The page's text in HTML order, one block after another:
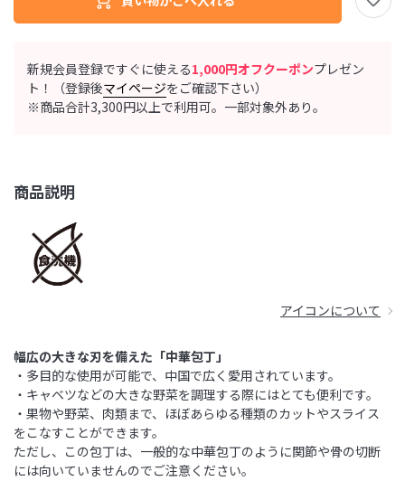
新規会員登録ですぐに使える1,000円オフクーポンプレゼン
ト！（登録後マイページをご確認下さい）
※商品合計3,300円以上で利用可。一部対象外あり。
商品説明
アイコンについて
幅広の大きな刃を備えた「中華包丁」
・多目的な使用が可能で、中国で広く愛用されています。
・キャベツなどの大きな野菜を調理する際にはとても便利です。
・果物や野菜、肉類まで、ほぼあらゆる種類のカットやスライス
をこなすことができます。
ただし、この包丁は、一般的な中華包丁のように関節や骨の切断
には向いていませんのでご注意ください。